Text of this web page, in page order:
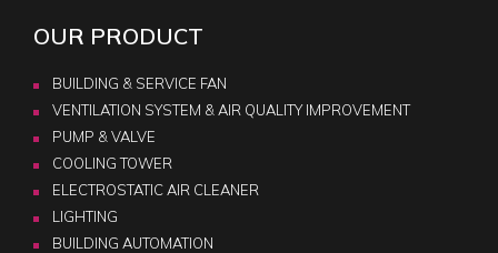
OUR PRODUCT
BUILDING & SERVICE FAN
VENTILATION SYSTEM & AIR QUALITY IMPROVEMENT
PUMP & VALVE
COOLING TOWER
ELECTROSTATIC AIR CLEANER
LIGHTING
BUILDING AUTOMATION